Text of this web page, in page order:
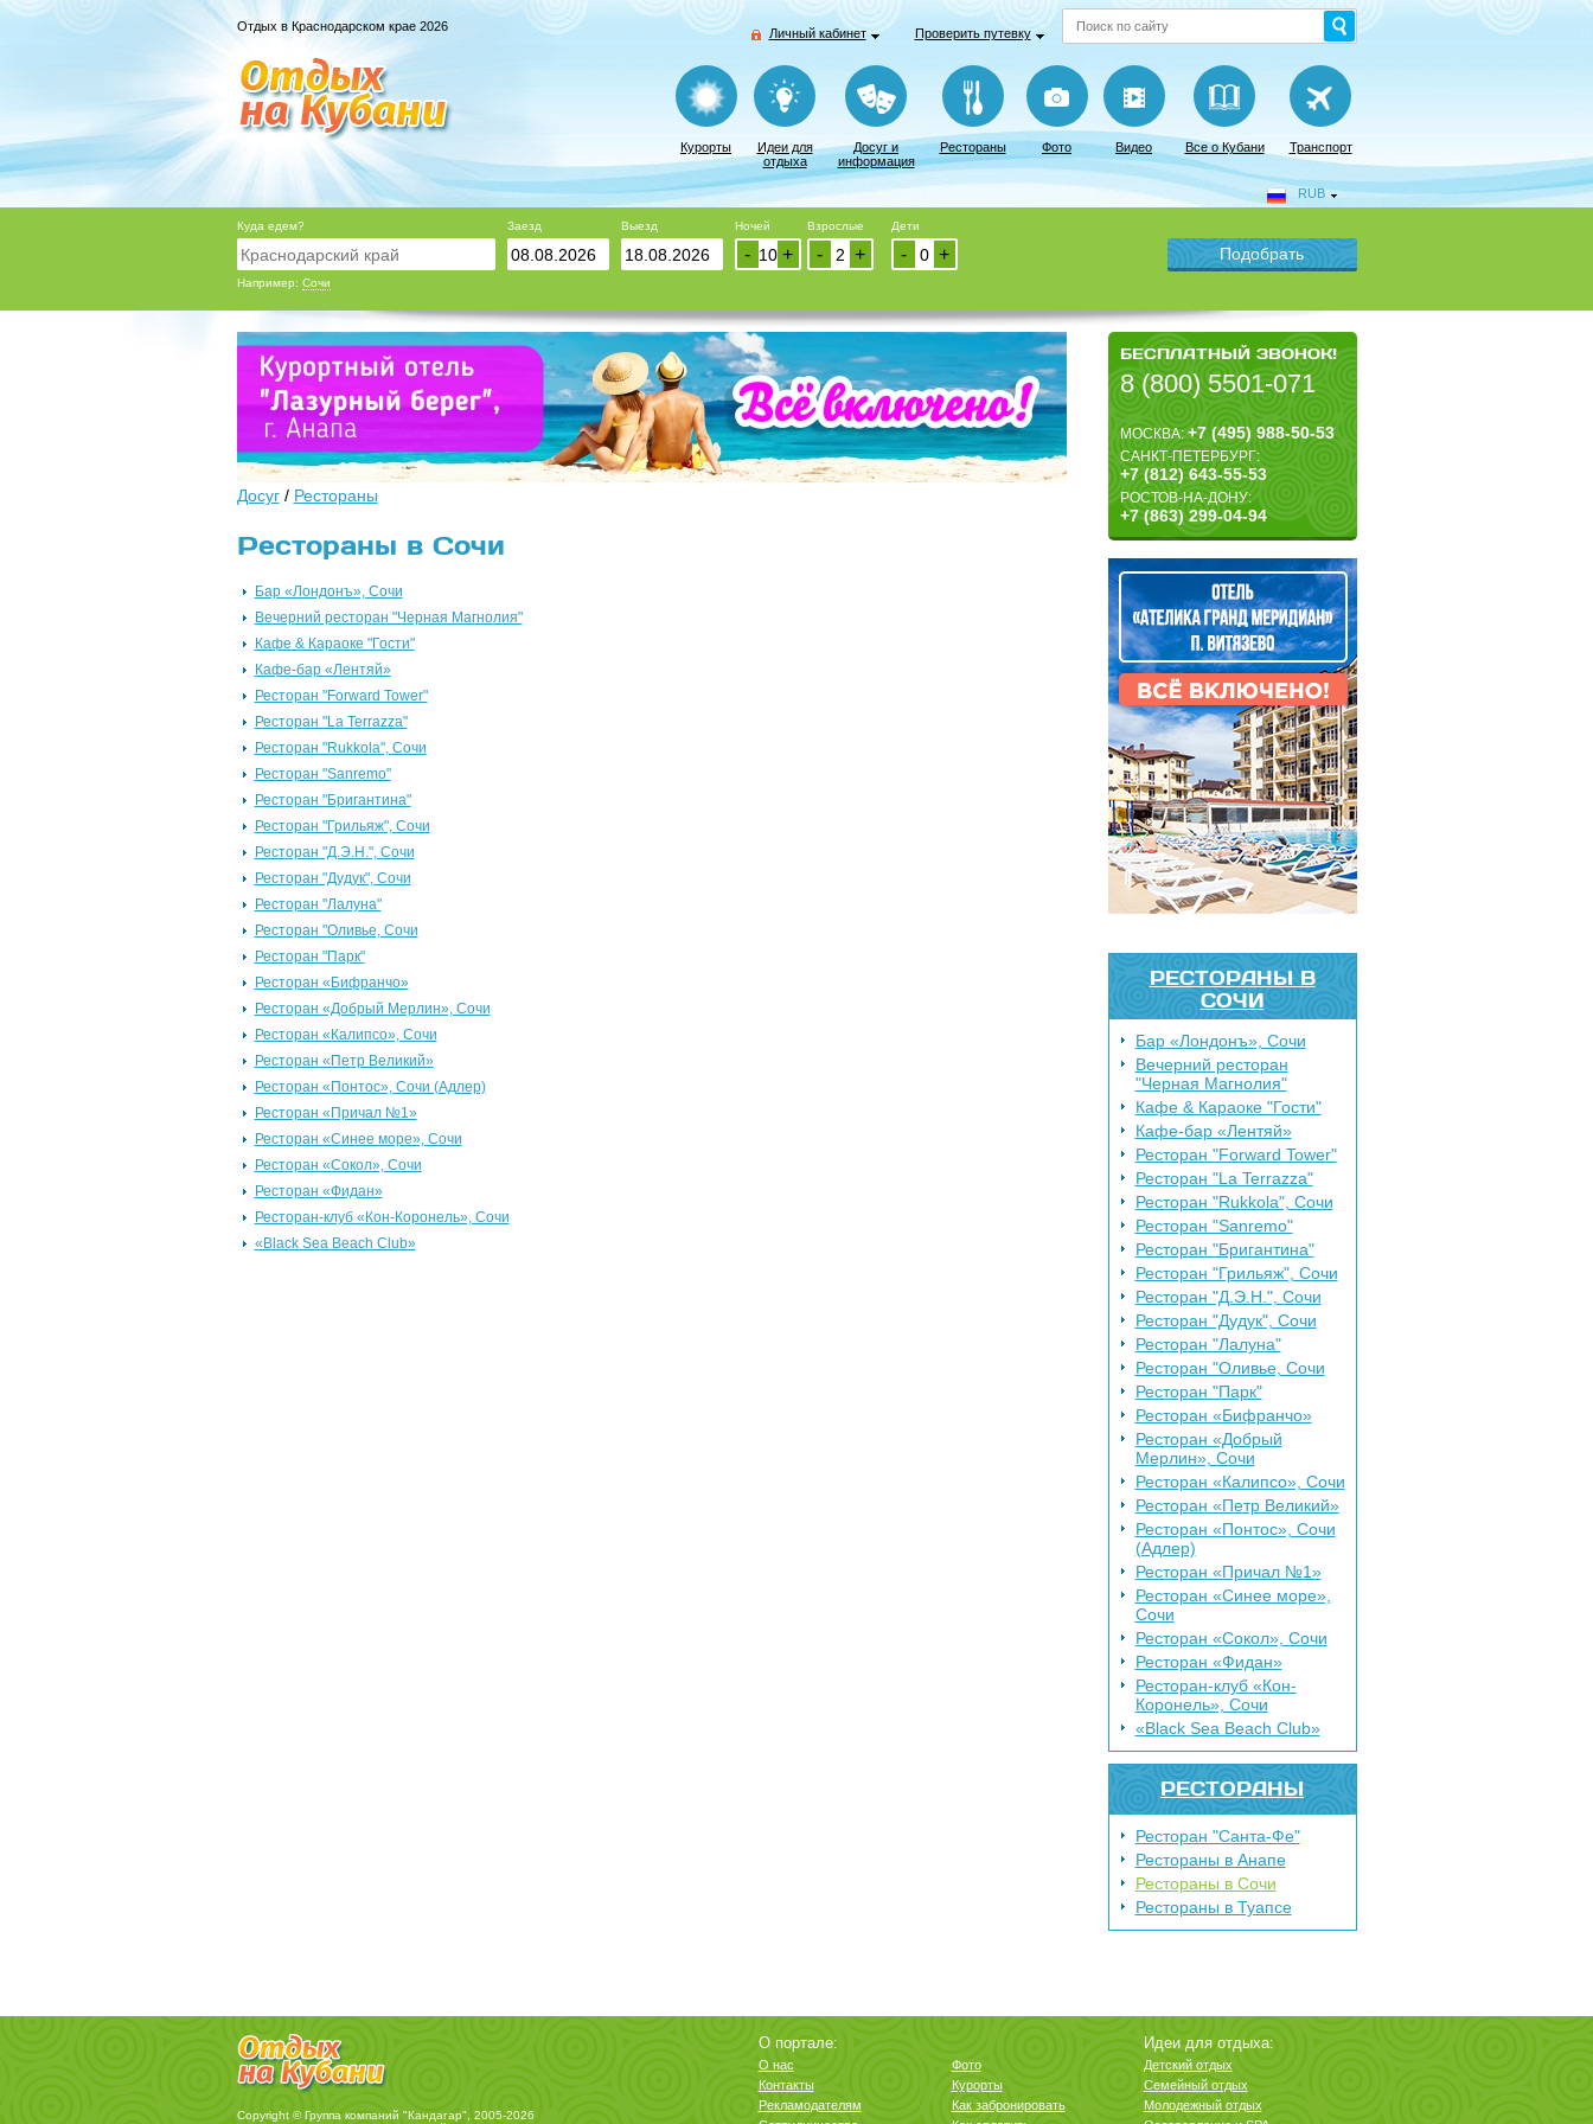
Отдых в Краснодарском крае 2026 Личный кабинет Проверить путевку
Курорты
Идеи для
отдыха
Досуг и
информация
Рестораны Фото Видео Все о Кубани Транспорт
RUB
Куда едем?
Например: Сочи
Заезд Выезд Ночей
+
-
Взрослые
+
-
Дети
+
-
БЕСПЛАТНЫЙ ЗВОНОК!
8 (800) 5501-071
МОСКВА:+7 (495) 988-50-53
САНКТ-ПЕТЕРБУРГ:
+7 (812) 643-55-53
РОСТОВ-НА-ДОНУ:
+7 (863) 299-04-94
РЕСТОРАНЫ В
СОЧИ
Бар «Лондонъ», Сочи
Вечерний ресторан
"Черная Магнолия"
Кафе & Караоке "Гости"
Кафе-бар «Лентяй»
Ресторан "Forward Tower"
Ресторан "La Terrazza"
Ресторан "Rukkola", Сочи
Ресторан "Sanremo"
Ресторан "Бригантина"
Ресторан "Грильяж", Сочи
Ресторан "Д.Э.Н.", Сочи
Ресторан "Дудук", Сочи
Ресторан "Лалуна"
Ресторан "Оливье, Сочи
Ресторан "Парк"
Ресторан «Бифранчо»
Ресторан «Добрый
Мерлин», Сочи
Ресторан «Калипсо», Сочи
Ресторан «Петр Великий»
Ресторан «Понтос», Сочи
(Адлер)
Ресторан «Причал №1»
Ресторан «Синее море»,
Сочи
Ресторан «Сокол», Сочи
Ресторан «Фидан»
Ресторан-клуб «Кон-
Коронель», Сочи
«Black Sea Beach Club»
РЕСТОРАНЫ
Ресторан "Санта-Фе"
Рестораны в Анапе
Рестораны в Сочи
Рестораны в Туапсе
Досуг/ Рестораны
Рестораны в Сочи
Бар «Лондонъ», Сочи
Вечерний ресторан "Черная Магнолия"
Кафе & Караоке "Гости"
Кафе-бар «Лентяй»
Ресторан "Forward Tower"
Ресторан "La Terrazza"
Ресторан "Rukkola", Сочи
Ресторан "Sanremo"
Ресторан "Бригантина"
Ресторан "Грильяж", Сочи
Ресторан "Д.Э.Н.", Сочи
Ресторан "Дудук", Сочи
Ресторан "Лалуна"
Ресторан "Оливье, Сочи
Ресторан "Парк"
Ресторан «Бифранчо»
Ресторан «Добрый Мерлин», Сочи
Ресторан «Калипсо», Сочи
Ресторан «Петр Великий»
Ресторан «Понтос», Сочи (Адлер)
Ресторан «Причал №1»
Ресторан «Синее море», Сочи
Ресторан «Сокол», Сочи
Ресторан «Фидан»
Ресторан-клуб «Кон-Коронель», Сочи
«Black Sea Beach Club»
Copyright © Группа компаний "Кандагар", 2005-2026
О портале:
О нас
Фото
Контакты
Курорты
Рекламодателям
Как забронировать
Идеи для отдыха:
Детский отдых
Семейный отдых
Молодежный отдых